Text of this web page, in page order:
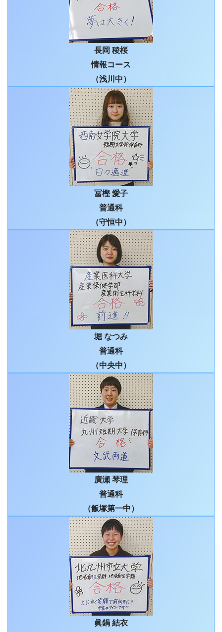
長岡 稜桜
情報コース
（浅川中）
冨樫 愛子
普通科
（守恒中）
堀 なつみ
普通科
（中央中）
廣瀬 琴理
普通科
（飯塚第一中）
眞鍋 結衣